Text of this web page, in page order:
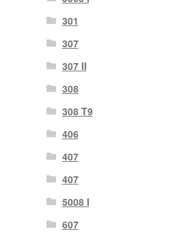
301
307
307 II
308
308 T9
406
407
407
5008 I
607